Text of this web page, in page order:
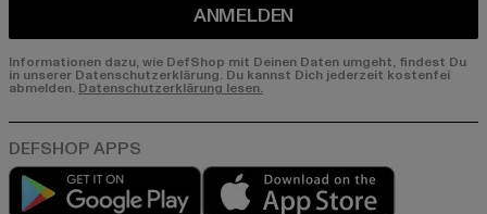
ANMELDEN
Informationen dazu, wie DefShop mit Deinen Daten umgeht, findest Du
in unserer Datenschutzerklärung. Du kannst Dich jederzeit kostenfei
abmelden. Datenschutzerklärung lesen.
Play market